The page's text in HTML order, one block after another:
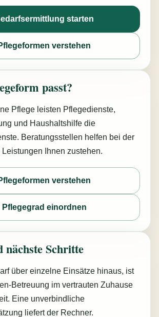
starten
verstehen
passt?
Pflege leisten Pflegedienste,
und Haushaltshilfe die
Beratungsstellen helfen bei der
Ihnen zustehen.
verstehen
Pflegegrad einordnen
nächste Schritte
über einzelne Einsätze hinaus, ist
Betreuung im vertrauten Zuhause
Eine unverbindliche
liefert der Rechner.